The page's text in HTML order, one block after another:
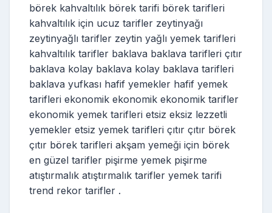
börek kahvaltılık börek tarifi börek tarifleri
kahvaltılık için ucuz tarifler zeytinyağı
zeytinyağlı tarifler zeytin yağlı yemek tarifleri
kahvaltılık tarifler baklava baklava tarifleri çıtır
baklava kolay baklava kolay baklava tarifleri
baklava yufkası hafif yemekler hafif yemek
tarifleri ekonomik ekonomik ekonomik tarifler
ekonomik yemek tarifleri etsiz eksiz lezzetli
yemekler etsiz yemek tarifleri çıtır çıtır börek
çıtır börek tarifleri akşam yemeği için börek
en güzel tarifler pişirme yemek pişirme
atıştırmalık atıştırmalık tarifler yemek tarifi
trend rekor tarifler .